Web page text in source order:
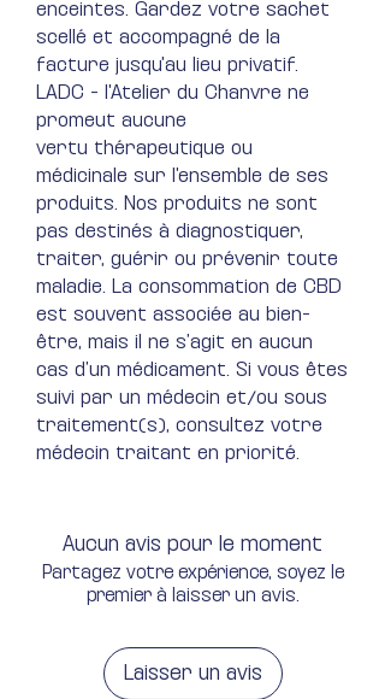
enceintes. Gardez votre sachet
scellé et accompagné de la
facture jusqu'au lieu privatif.
LADC - l'Atelier du Chanvre ne
promeut aucune
vertu thérapeutique ou
médicinale sur l'ensemble de ses
produits. Nos produits ne sont
pas destinés à diagnostiquer,
traiter, guérir ou prévenir toute
maladie​. La consommation de CBD
est souvent associée au bien-
être, mais il ne s’agit en aucun
cas d’un médicament. Si vous êtes
suivi par un médecin et/ou sous
traitement(s), consultez votre
médecin traitant en priorité.
Aucun avis pour le moment
Partagez votre expérience, soyez le
premier à laisser un avis.
Laisser un avis